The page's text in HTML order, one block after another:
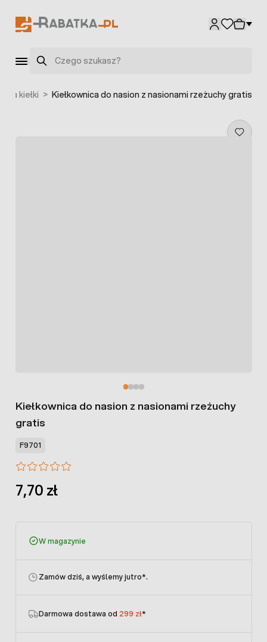
Szukaj
na kiełki > Kiełkownica do nasion z nasionami rzeżuchy gratis
Kiełkownica do nasion z nasionami rzeżuchy
gratis
F9701
7,70 zł
W magazynie
Zamów dziś, a wyślemy jutro*.
Darmowa dostawa od 299 zł*